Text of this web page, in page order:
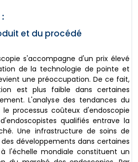
et du procédé
s'accompagne d'un prix élevé
de la technologie de pointe et
une préoccupation. De ce fait,
est plus faible dans certaines
L'analyse des tendances du
processus coûteux d'endoscopie
qualifiés entrave la
Une infrastructure de soins de
développements dans certaines
l'échelle mondiale constituent un